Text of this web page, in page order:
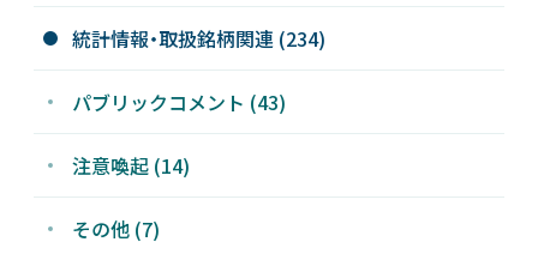
統計情報・取扱銘柄関連 (234)
パブリックコメント (43)
注意喚起 (14)
その他 (7)